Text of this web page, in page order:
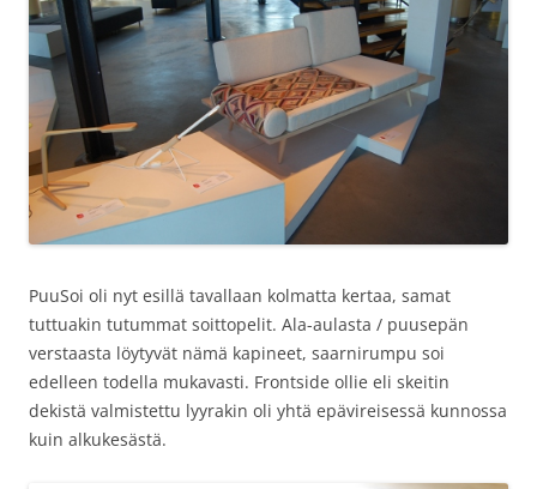
PuuSoi oli nyt esillä tavallaan kolmatta kertaa, samat
tuttuakin tutummat soittopelit. Ala-aulasta / puusepän
verstaasta löytyvät nämä kapineet, saarnirumpu soi
edelleen todella mukavasti. Frontside ollie eli skeitin
dekistä valmistettu lyyrakin oli yhtä epävireisessä kunnossa
kuin alkukesästä.